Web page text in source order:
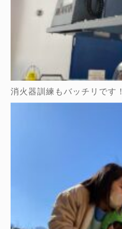
消火器訓練もバッチリです！